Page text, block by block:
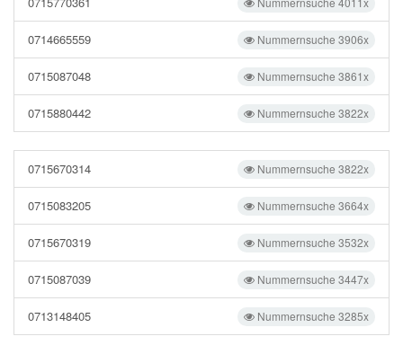
Nummernsuche 3906x
0714665559
Nummernsuche 3861x
0715087048
Nummernsuche 3822x
0715880442
Nummernsuche 3822x
0715670314
Nummernsuche 3664x
0715083205
Nummernsuche 3532x
0715670319
Nummernsuche 3447x
0715087039
Nummernsuche 3285x
0713148405